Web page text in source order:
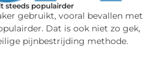
steeds populairder
gebruikt, vooral bevallen met
Dat is ook niet zo gek,
pijnbestrijding methode.